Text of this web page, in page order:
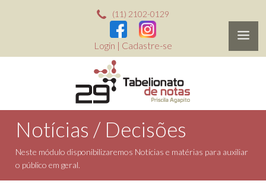
(11) 2102-0129
Login | Cadastre-se
Notícias / Decisões
Neste módulo disponibilizaremos Notícias e matérias para auxiliar
o público em geral.